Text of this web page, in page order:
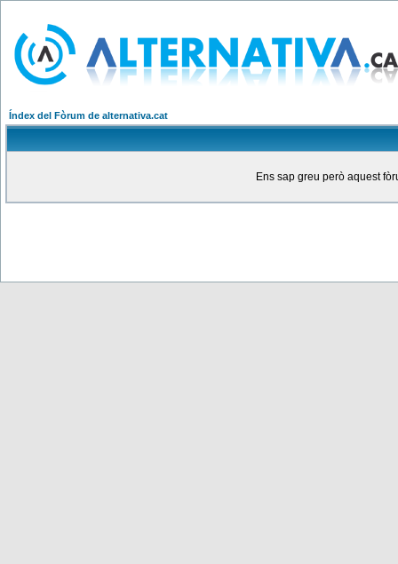
Índex del Fòrum de alternativa.cat
Ens sap greu però aquest